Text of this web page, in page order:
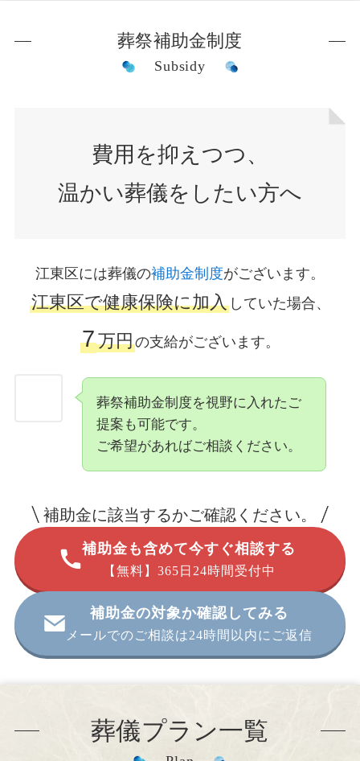
葬祭補助金制度
Subsidy
費用を抑えつつ、
温かい葬儀をしたい方へ
江東区には葬儀の補助金制度がございます。
江東区で健康保険に加入 していた場合、
7万円の支給がございます。
葬祭補助金制度を視野に入れたご
提案も可能です。
ご希望があればご相談ください。
補助金に該当するかご確認ください。
補助金も含めて今すぐ相談する
【無料】365日24時間受付中
補助金の対象か確認してみる
メールでのご相談は24時間以内にご返信
葬儀プラン一覧